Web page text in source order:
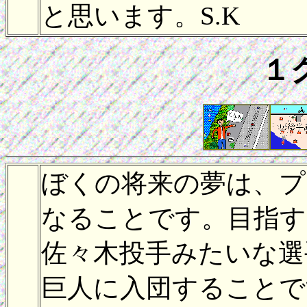
と思います。S.K
１
ぼくの将来の夢は、
なることです。目指
佐々木投手みたいな
巨人に入団する